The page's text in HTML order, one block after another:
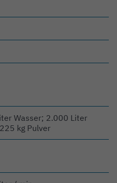
Wasser; 2.000 Liter
kg Pulver